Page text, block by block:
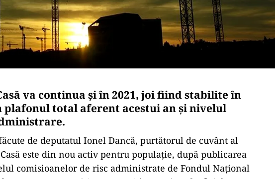
va continua și în 2021, joi fiind stabilite în
plafonul total aferent acestui an și nivelul
de deputatul Ionel Dancă, purtătorul de cuvânt al
este din nou activ pentru populație, după publicarea
comisioanelor de risc administrate de Fondul Național